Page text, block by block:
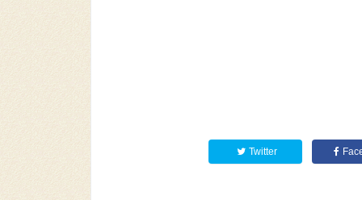
Twitter